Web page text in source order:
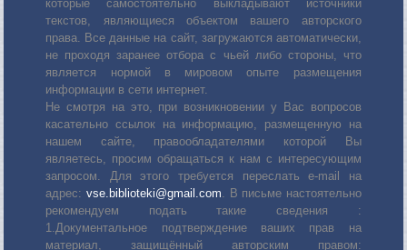
которые самостоятельно выкладывают источники
текстов, являющиеся объектом вашего авторского
права. Все данные на сайт, загружаются автоматически,
не проходя заранее отбора с чьей либо стороны, что
является нормой в мировом опыте размещения
информации в сети интернет.
Не смотря на это, при возникновении у Вас вопросов
касательно ссылок на информацию, размещенную на
нашем сайте, правообладателями которой Вы
являетесь, просим обращаться к нам с интересующим
запросом. Для этого требуется переслать е-mail на
адрес: vse.biblioteki@gmail.com. В письме настоятельно
рекомендуем подать такие сведения :
1.Документальное подтверждение ваших прав на
материал, защищённый авторским правом: